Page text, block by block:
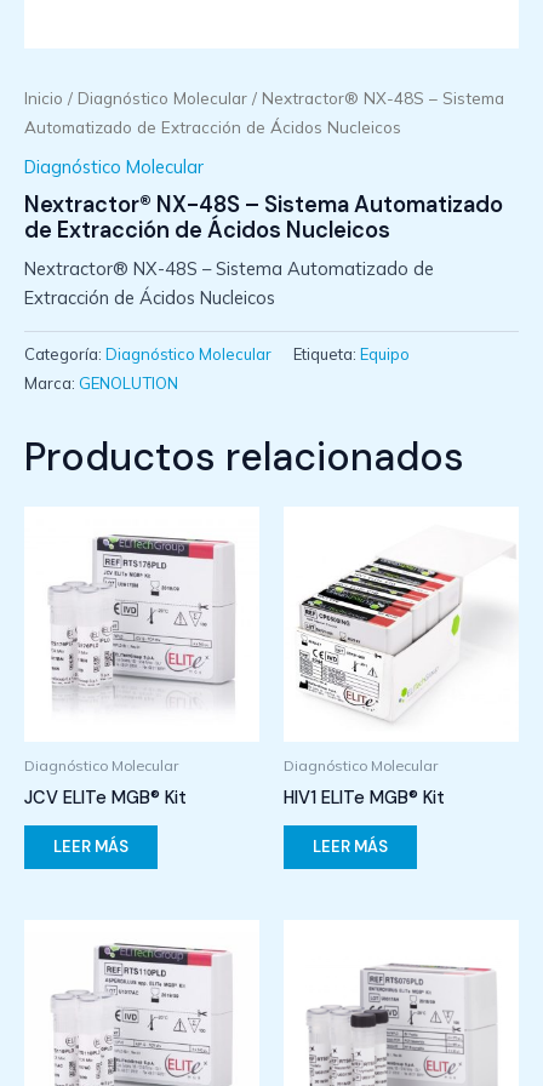
Inicio / Diagnóstico Molecular / Nextractor® NX-48S – Sistema
Automatizado de Extracción de Ácidos Nucleicos
Diagnóstico Molecular
Nextractor® NX-48S – Sistema Automatizado
de Extracción de Ácidos Nucleicos
Nextractor® NX-48S – Sistema Automatizado de
Extracción de Ácidos Nucleicos
Categoría: Diagnóstico Molecular Etiqueta: Equipo
Marca: GENOLUTION
Productos relacionados
Diagnóstico Molecular
JCV ELITe MGB® Kit
LEER MÁS
Diagnóstico Molecular
HIV1 ELITe MGB® Kit
LEER MÁS